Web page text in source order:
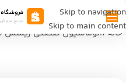
Skip to navigation
Skip to main content
خانه اتوماسیون صنعتی زیمنس